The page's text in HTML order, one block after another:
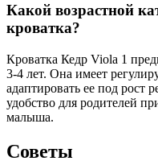
Какой возрастной
кроватка?
Кроватка Кедр Viola 1
3-4 лет. Она имеет
адаптировать ее под рост
удобство для родителей
малыша.
Советы